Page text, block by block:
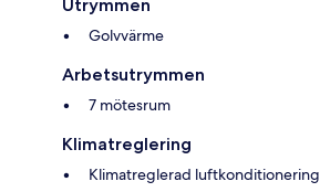
Utrymmen
Golvvärme
Arbetsutrymmen
7 mötesrum
Klimatreglering
Klimatreglerad luftkonditionering